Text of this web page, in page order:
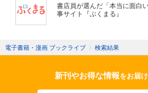
書店員が選んだ「本当に面白
事サイト『ぶくまる』
電子書籍・漫画 ブックライブ 〉 検索結果
新刊やお得な情報をお届